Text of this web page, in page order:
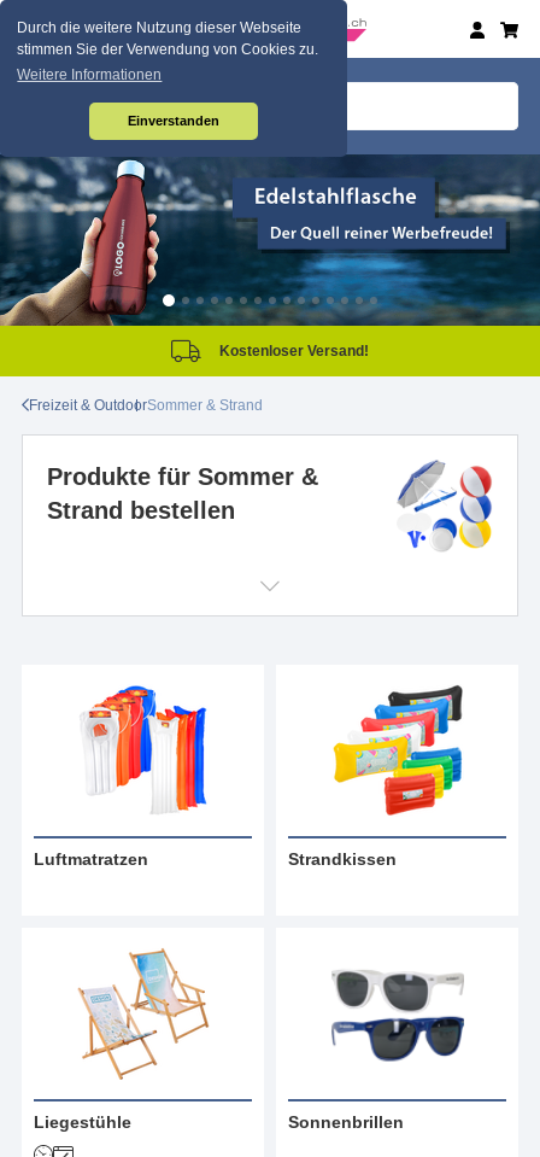
Durch die weitere Nutzung dieser Webseite
stimmen Sie der Verwendung von Cookies zu.
Weitere Informationen
Einverstanden
Kostenloser Versand!
Freizeit & OutdoorSommer & Strand
Produkte für Sommer &
Strand bestellen
Luftmatratzen Strandkissen
Liegestühle Sonnenbrillen